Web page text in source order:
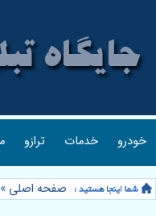
خودرو خدمات ترازو
صفحه اصلی »